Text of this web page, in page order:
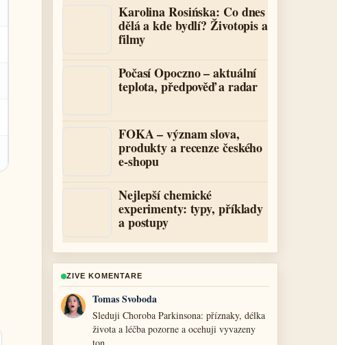
Karolina Rosińska: Co dnes
dělá a kde bydlí? Životopis a
filmy
Počasí Opoczno – aktuální
teplota, předpověď a radar
FOKA – význam slova,
produkty a recenze českého
e-shopu
Nejlepší chemické
experimenty: typy, příklady
a postupy
ZIVE KOMENTARE
Petra Novotna
Uzitecny kontext k Purpurová srdce:
Recenze, konec, 2. série a.... Prosim